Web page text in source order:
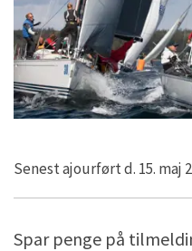
Senest ajourført d. 15. maj
Spar penge på